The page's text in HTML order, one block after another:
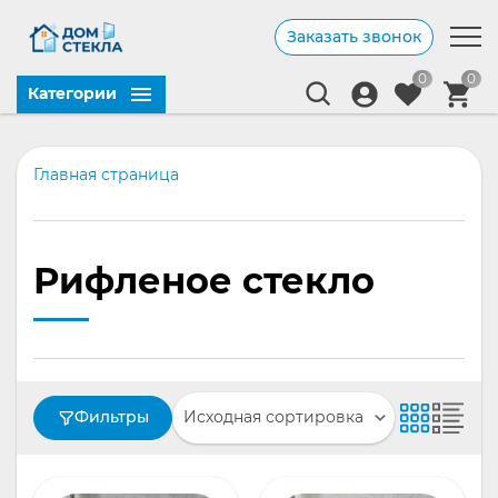
Заказать звонок
Категории
0 0
Главная страница
Рифленое стекло
Фильтры